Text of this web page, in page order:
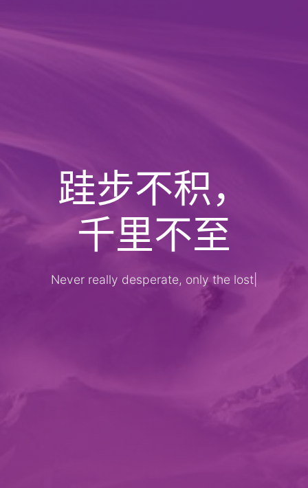
跬步不积，
千里不至
Never really desperate, only the lost of